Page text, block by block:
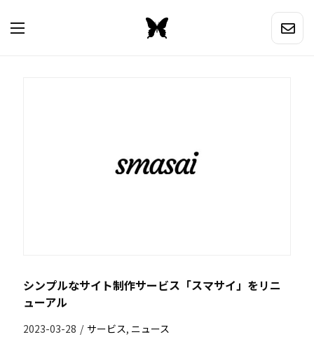
シンプルなサイト制作サービス「スマサイ」をリニ
ューアル
2023-03-28 / サービス, ニュース